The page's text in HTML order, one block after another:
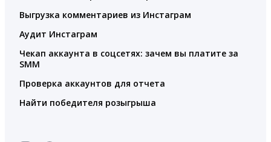
Выгрузка комментариев из Инстаграм
Аудит Инстаграм
Чекап аккаунта в соцсетях: зачем вы платите за
SMM
Проверка аккаунтов для отчета
Найти победителя розыгрыша